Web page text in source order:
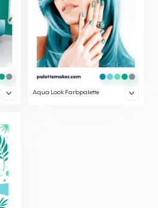
Aqua Look Farbpalette